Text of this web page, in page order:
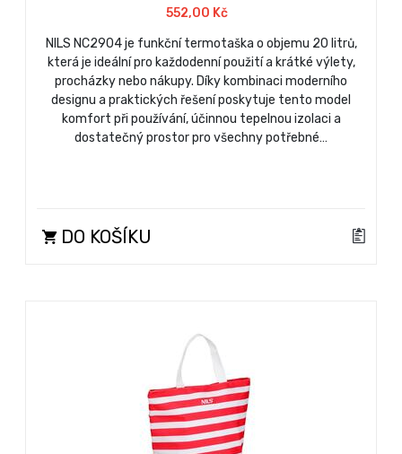
552,00 Kč
NILS NC2904 je funkční termotaška o objemu 20 litrů,
která je ideální pro každodenní použití a krátké výlety,
procházky nebo nákupy. Díky kombinaci moderního
designu a praktických řešení poskytuje tento model
komfort při používání, účinnou tepelnou izolaci a
dostatečný prostor pro všechny potřebné…
DO KOŠÍKU